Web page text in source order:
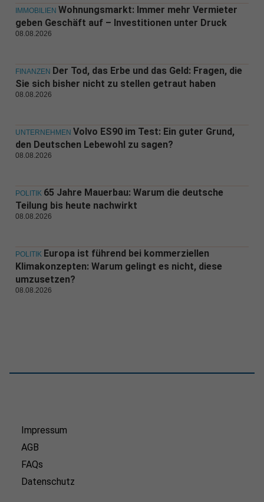
IMMOBILIEN Wohnungsmarkt: Immer mehr Vermieter
geben Geschäft auf – Investitionen unter Druck
08.08.2026
FINANZEN Der Tod, das Erbe und das Geld: Fragen, die
Sie sich bisher nicht zu stellen getraut haben
08.08.2026
UNTERNEHMEN Volvo ES90 im Test: Ein guter Grund,
den Deutschen Lebewohl zu sagen?
08.08.2026
POLITIK 65 Jahre Mauerbau: Warum die deutsche
Teilung bis heute nachwirkt
08.08.2026
POLITIK Europa ist führend bei kommerziellen
Klimakonzepten: Warum gelingt es nicht, diese
umzusetzen?
08.08.2026
Impressum
AGB
FAQs
Datenschutz